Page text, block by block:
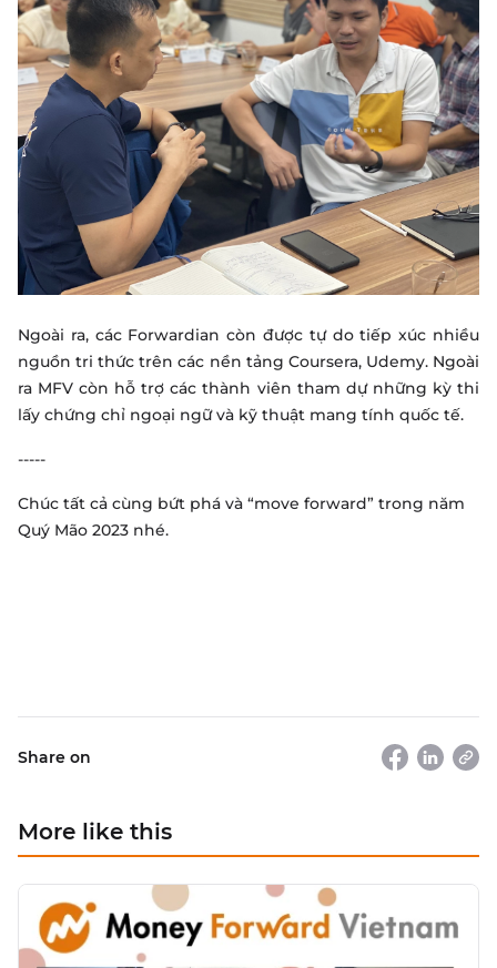
Share on
Ngoài ra, các Forwardian còn được tự do tiếp xúc nhiều
nguồn tri thức trên các nền tảng Coursera, Udemy. Ngoài
ra MFV còn hỗ trợ các thành viên tham dự những kỳ thi
lấy chứng chỉ ngoại ngữ và kỹ thuật mang tính quốc tế.
-----
Chúc tất cả cùng bứt phá và “move forward” trong năm
Quý Mão 2023 nhé.
More like this